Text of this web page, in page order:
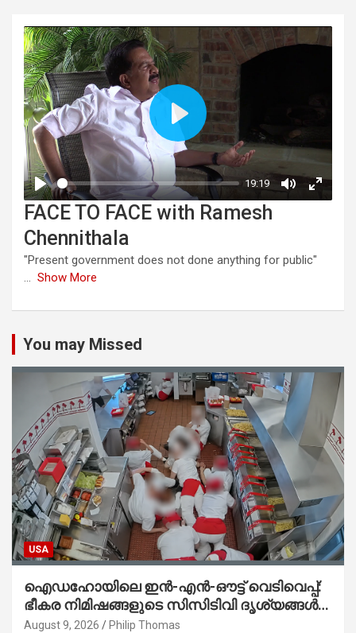
FACE TO FACE with Ramesh
Chennithala
"Present government does not done anything for public"
... Show More
You may Missed
USA
ഐഡഹോയിലെ ഇൻ-എൻ-ഔട്ട് വെടിവെപ്പ്:
ഭീകര നിമിഷങ്ങളുടെ സിസിടിവി ദൃശ്യങ്ങൾ
പുറത്ത്; ആക്രമണത്തിന് പിന്നിലെ കാരണം
August 9, 2026 Philip Thomas